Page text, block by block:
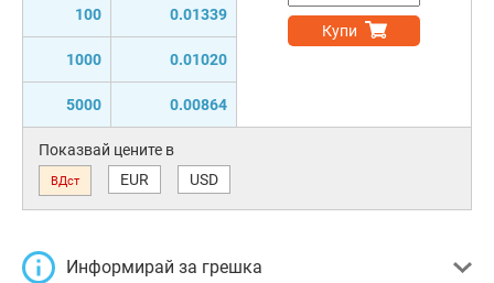
100 0.01339
1000 0.01020
5000 0.00864
Купи
Показвай цените в
ВДст EUR USD
Информирай за грешка